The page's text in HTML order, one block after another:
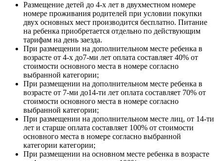
Размещение детей до 4-х лет в двухместном номере
номере проживания родителей при условии покупки
двух основных мест производится бесплатно. Питание
на ребенка приобретается отдельно по действующим
тарифам на день заезда.
При размещении на дополнительном месте ребенка в
возрасте от 4-х до7-ми лет оплата составляет 40% от
стоимости основного места в номере согласно
выбранной категории;
При размещении на дополнительном месте ребенка в
возрасте от 7-ми до14-ти лет оплата составляет 70% от
стоимости основного места в номере согласно
выбранной категории;
При размещении на дополнительном месте лиц, от 14-ти
лет и старше оплата составляет 100% от стоимости
основного места в номере согласно выбранной
категории категории;
При размещении на основном месте ребенка в возрасте